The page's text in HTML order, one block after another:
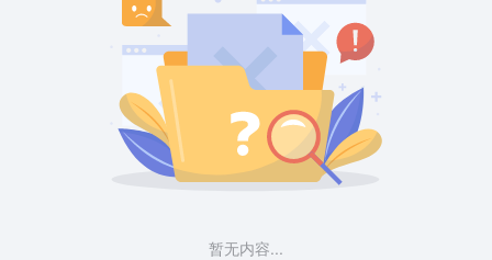
暂无内容...